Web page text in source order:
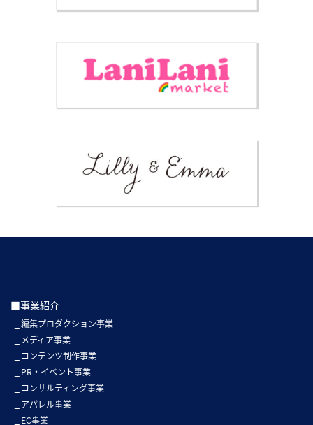
■事業紹介
編集プロダクション事業
メディア事業
コンテンツ制作事業
PR・イベント事業
コンサルティング事業
アパレル事業
EC事業